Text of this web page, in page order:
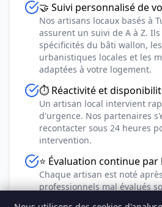
🤝 Suivi personnalisé de
Nos artisans locaux basés à
assurent un suivi de A à Z.
spécificités du bâti wallon,
urbanistiques locales et les
adaptées à votre logement.
⏱️ Réactivité et
Un artisan local intervient
d'urgence. Nos partenaires
recontacter sous 24 heures
intervention.
⭐ Évaluation continue par
Chaque artisan est noté
professionnels mal évalués